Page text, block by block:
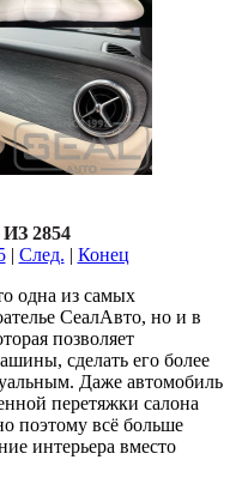
2854
| След. | Конец
одна из самых
СеалАвто, но и в
позволяет
сделать его более
Даже автомобиль
перетяжки салона
поэтому всё больше
интерьера вместо